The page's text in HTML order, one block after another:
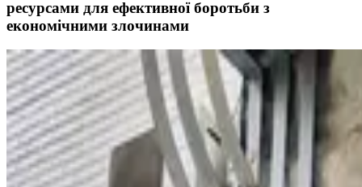
ресурсами для ефективної боротьби з
економічними злочинами